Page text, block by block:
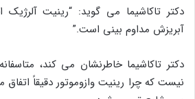
دکتر تاکاشیما می گوید: “رینیت آلرژیک
آبریزش مداوم بینی است.”
دکتر تاکاشیما خاطرنشان می کند،
نیست که چرا رینیت وازوموتور دقیقاً اتفاق